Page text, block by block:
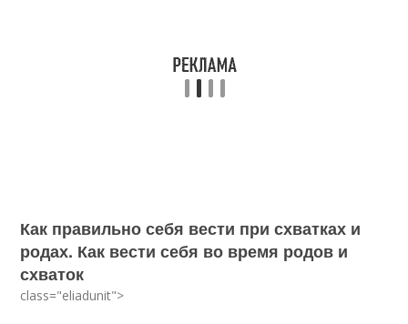
Как правильно себя вести при схватках и
родах. Как вести себя во время родов и
схваток
class="eliadunit">